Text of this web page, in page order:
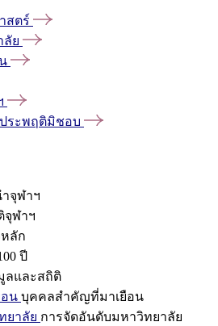
สตร์
ย
ระพฤติมิชอบ
จุฬาฯ
จุฬาฯ
ลัก
ปี
ลและสถิติ
น บุคคลสำคัญที่มาเยือน
ยาลัย การจัดอันดับมหาวิทยาลัย